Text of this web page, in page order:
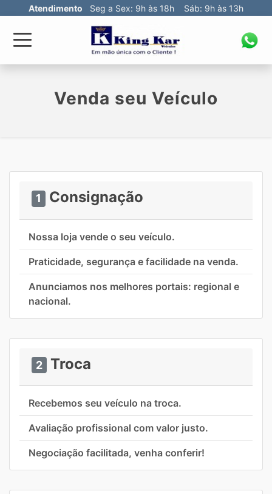
Atendimento Seg a Sex: 9h às 18h Sáb: 9h às 13h
Venda seu Veículo
1 Consignação
Nossa loja vende o seu veículo.
Praticidade, segurança e facilidade na venda.
Anunciamos nos melhores portais: regional e
nacional.
2 Troca
Recebemos seu veículo na troca.
Avaliação profissional com valor justo.
Negociação facilitada, venha conferir!